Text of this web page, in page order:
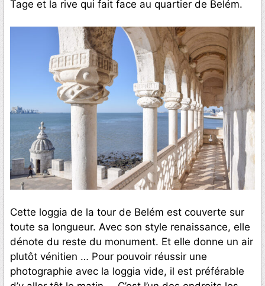
Tage et la rive qui fait face au quartier de Belém.
Cette loggia de la tour de Belém est couverte sur
toute sa longueur. Avec son style renaissance, elle
dénote du reste du monument. Et elle donne un air
plutôt vénitien … Pour pouvoir réussir une
photographie avec la loggia vide, il est préférable